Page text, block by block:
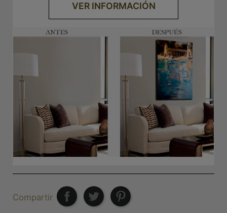
VER INFORMACIÓN
Compartir